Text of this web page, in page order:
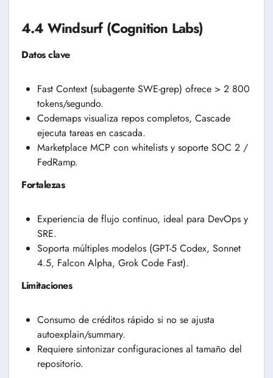
4.4 Windsurf (Cognition Labs)
Datos clave
Fast Context (subagente SWE-grep) ofrece > 2 800
tokens/segundo.
Codemaps visualiza repos completos, Cascade
ejecuta tareas en cascada.
Marketplace MCP con whitelists y soporte SOC 2 /
FedRamp.
Fortalezas
Experiencia de flujo continuo, ideal para DevOps y
SRE.
Soporta múltiples modelos (GPT-5 Codex, Sonnet
4.5, Falcon Alpha, Grok Code Fast).
Limitaciones
Consumo de créditos rápido si no se ajusta
autoexplain/summary.
Requiere sintonizar configuraciones al tamaño del
repositorio.